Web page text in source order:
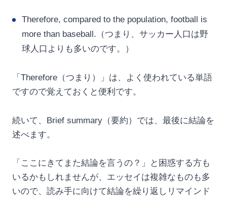
Therefore, compared to the population, football is
more than baseball.（つまり、サッカー人口は野
球人口よりも多いのです。）
「Therefore（つまり）」は、よく使われている単語
ですので覚えておくと便利です。
続いて、Brief summary（要約）では、最後に結論を
述べます。
「ここにきてまた結論を言うの？」と困惑する方も
いるかもしれませんが、エッセイは複雑なものも多
いので、読み手に向けて結論を繰り返しリマインド